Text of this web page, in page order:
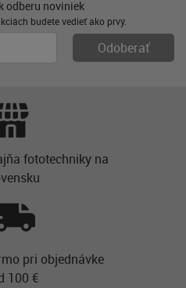
odberu noviniek
budete vedieť ako prvý.
fototechniky na
pri objednávke
100 €